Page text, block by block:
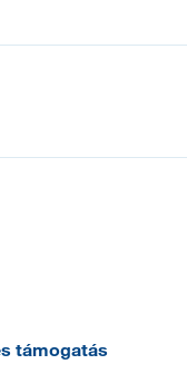
támogatás